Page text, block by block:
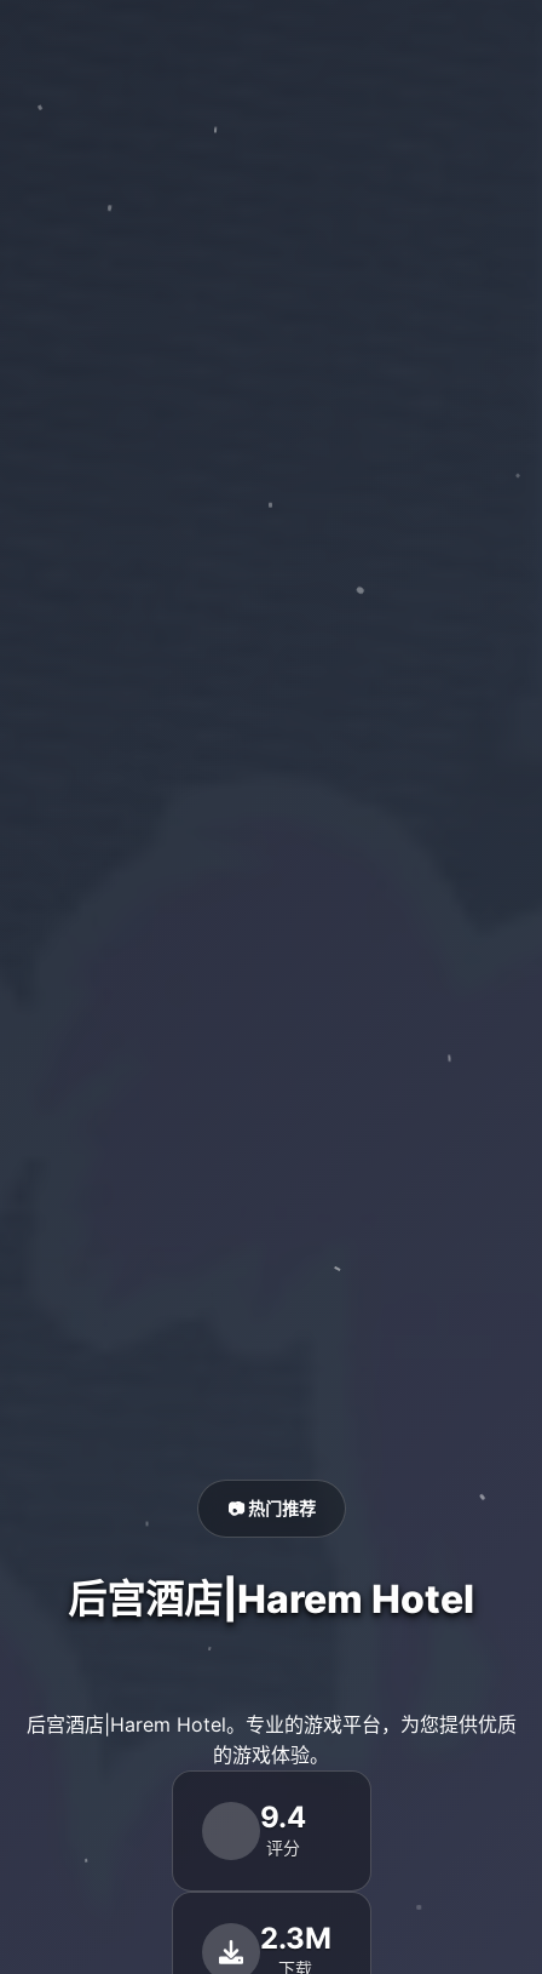
📷 热门推荐
后宫酒店|Harem Hotel
后宫酒店|Harem Hotel。专业的游戏平台，为您提供优质
的游戏体验。
9.4
评分
2.3M
下载